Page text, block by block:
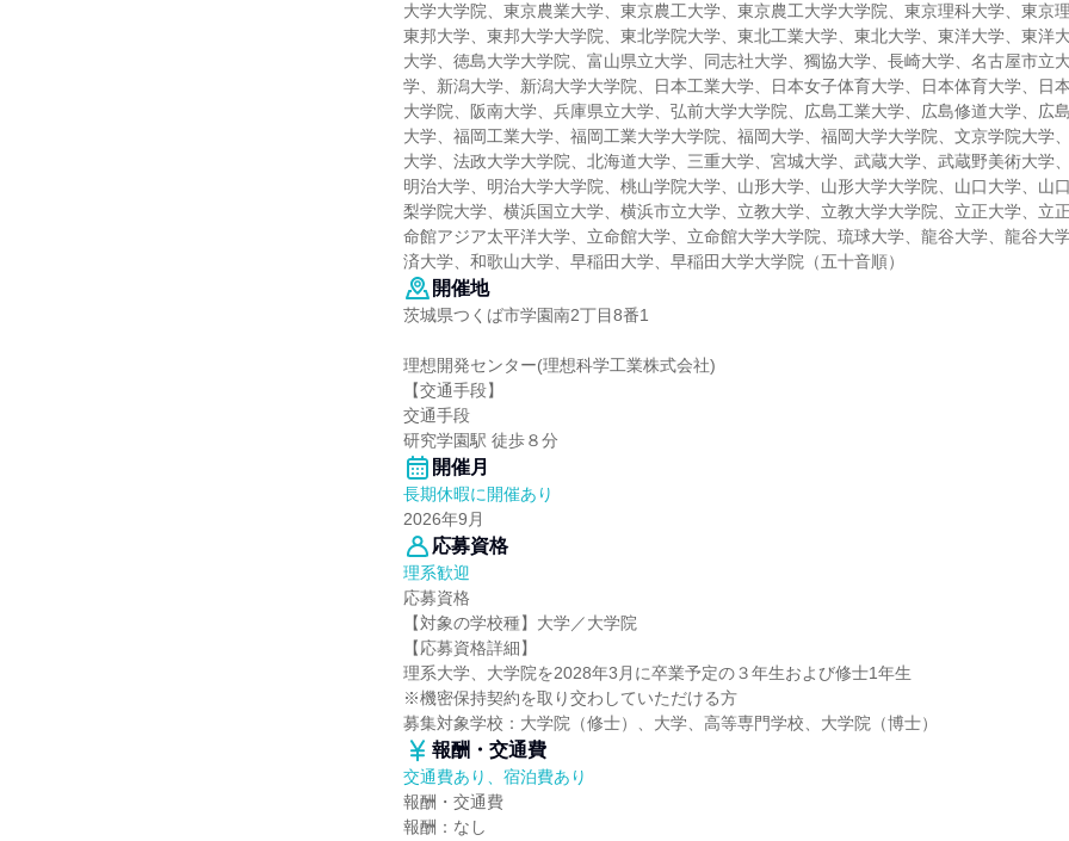
大学大学院、東京農業大学、東京農工大学、東京農工大学大学院、東京理科大学、東京理
東邦大学、東邦大学大学院、東北学院大学、東北工業大学、東北大学、東洋大学、東洋
大学、徳島大学大学院、富山県立大学、同志社大学、獨協大学、長崎大学、名古屋市立
学、新潟大学、新潟大学大学院、日本工業大学、日本女子体育大学、日本体育大学、日
大学院、阪南大学、兵庫県立大学、弘前大学大学院、広島工業大学、広島修道大学、広
大学、福岡工業大学、福岡工業大学大学院、福岡大学、福岡大学大学院、文京学院大学
大学、法政大学大学院、北海道大学、三重大学、宮城大学、武蔵大学、武蔵野美術大学、
明治大学、明治大学大学院、桃山学院大学、山形大学、山形大学大学院、山口大学、山
梨学院大学、横浜国立大学、横浜市立大学、立教大学、立教大学大学院、立正大学、立
命館アジア太平洋大学、立命館大学、立命館大学大学院、琉球大学、龍谷大学、龍谷大
済大学、和歌山大学、早稲田大学、早稲田大学大学院（五十音順）
開催地
茨城県つくば市学園南2丁目8番1
理想開発センター(理想科学工業株式会社)
【交通手段】
交通手段
研究学園駅 徒歩８分
開催月
長期休暇に開催あり
2026年9月
応募資格
理系歓迎
応募資格
【対象の学校種】大学／大学院
【応募資格詳細】
理系大学、大学院を2028年3月に卒業予定の３年生および修士1年生
※機密保持契約を取り交わしていただける方
募集対象学校：大学院（修士）、大学、高等専門学校、大学院（博士）
報酬・交通費
交通費あり、宿泊費あり
報酬・交通費
報酬：なし